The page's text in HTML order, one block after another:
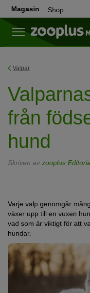
Magasin Shop
Valpar
från
hund
Skriven av zooplus
Varje valp genomgår
växer upp till en vuxen
vad som är viktigt för att
hundar.